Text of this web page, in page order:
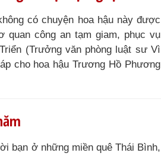
có chuyện hoa hậu này được
quan công an tạm giam, phục vụ
(Trưởng văn phòng luật sư Vì
cho hoa hậu Trương Hồ Phương
bạn ở những miền quê Thái Bình,